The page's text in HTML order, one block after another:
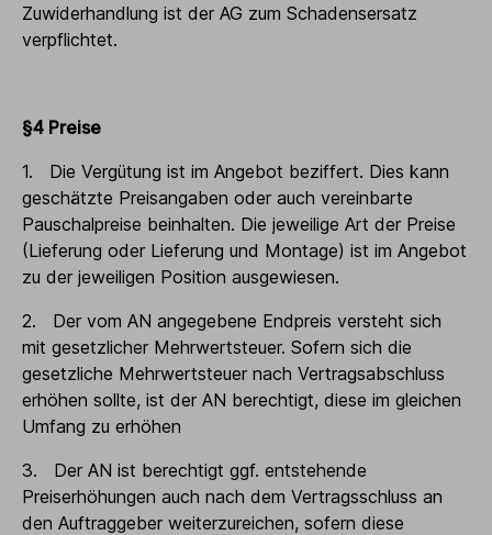
Zuwiderhandlung ist der AG zum Schadensersatz
verpflichtet.
§4 Preise
1. Die Vergütung ist im Angebot beziffert. Dies kann
geschätzte Preisangaben oder auch vereinbarte
Pauschalpreise beinhalten. Die jeweilige Art der Preise
(Lieferung oder Lieferung und Montage) ist im Angebot
zu der jeweiligen Position ausgewiesen.
2. Der vom AN angegebene Endpreis versteht sich
mit gesetzlicher Mehrwertsteuer. Sofern sich die
gesetzliche Mehrwertsteuer nach Vertragsabschluss
erhöhen sollte, ist der AN berechtigt, diese im gleichen
Umfang zu erhöhen
3. Der AN ist berechtigt ggf. entstehende
Preiserhöhungen auch nach dem Vertragsschluss an
den Auftraggeber weiterzureichen, sofern diese